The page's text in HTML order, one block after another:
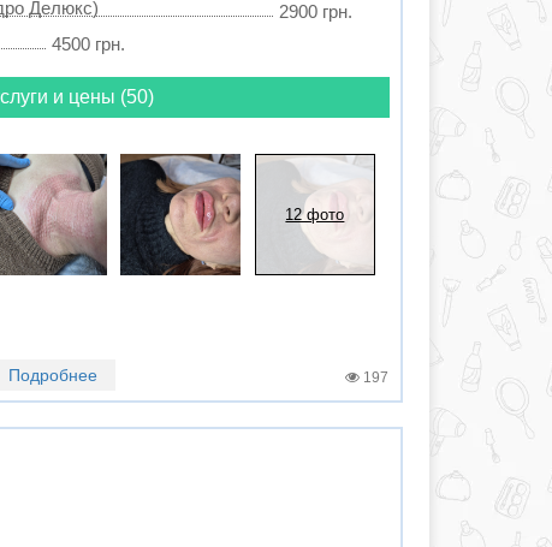
Делюкс)
2900 грн.
4500 грн.
и цены (50)
12 фото
Подробнее 197